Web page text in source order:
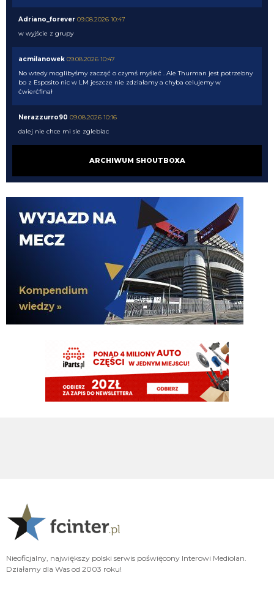
Adriano_forever 09.08.2026 10:47
w wyjście z grupy
acmilanowek 09.08.2026 10:47
No wtedy moglibyśmy zacząć o czymś myśleć . Ale Thurman jest potrzebny
bo z Esposito nic w LM jeszcze nie zdziałamy a chyba celujemy w
ćwierćfinał
Nerazzurro90 09.08.2026 10:16
dalej nie chce mi sie zglebiac
09.08.2026 10:16
Nerazzurro90 09.08.2026 10:16
acmilanowek 09.08.2026 10:02 a co w tej chwili oprocz wahadla nam trzeba
? po Lm nie idziemy z pustymi kieszeniami a we Wloszech wciaz bedziemy
miec najlepszy sklad.
Wiec uwazam, ze i tak to co mamy teraz, mimo balaganu, to i tak progres w
stosunku do trzech ostatnich lat Suning
timon 09.08.2026 10:06
Przypominam, ze Suning szukalo kogokolwiek kto da kredyt zeby nie stracic
klubu, wiec koszt obslugi dlugu wynosilby pewnie 60-70 mln rocznie
09.08.2026 10:04
Zawsze to jakis plus
09.08.2026 10:04
Nasze saldo na tę chwilę to 14 mln na minusie. To o jedynie 2 mln więcej niż
Genoa, czy Venezia. Nawet Parma więcej zainwestowała w transfery.
Xucatlan
Ja to przypuszczam, że gdybyśmy mieli całkiem nowy zarząd bez ludzi
takich jak Zanrtti, Ausilio czy Marotta, którzy rozumieją klub, nie tylko
cyferki, to nawet Stankovica byśmy nie mieli.
ARCHIWUM SHOUTBOXA
Nieoficjalny, największy polski serwis poświęcony Interowi Mediolan.
Działamy dla Was od 2003 roku!